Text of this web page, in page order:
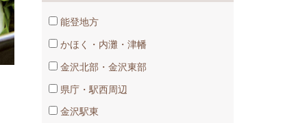
能登地方
かほく・内灘・津幡
金沢北部・金沢東部
県庁・駅西周辺
金沢駅東